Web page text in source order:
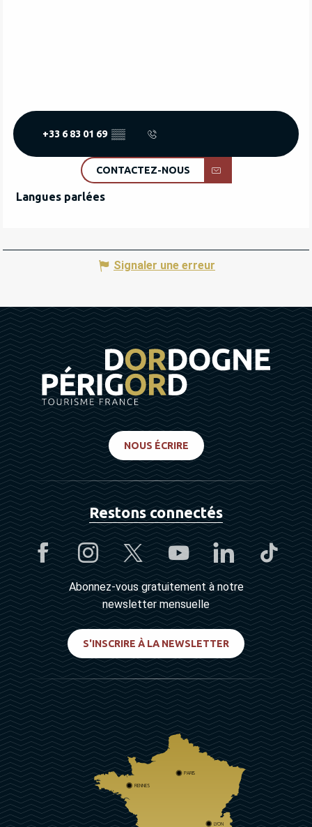
+33 6 83 01 69 ▒▒
CONTACTEZ-NOUS
Langues parlées
Langues parlées
Signaler une erreur
NOUS ÉCRIRE
Restons connectés
Abonnez-vous gratuitement à notre
newsletter mensuelle
S'INSCRIRE À LA NEWSLETTER
PARIS
RENNES
LYON